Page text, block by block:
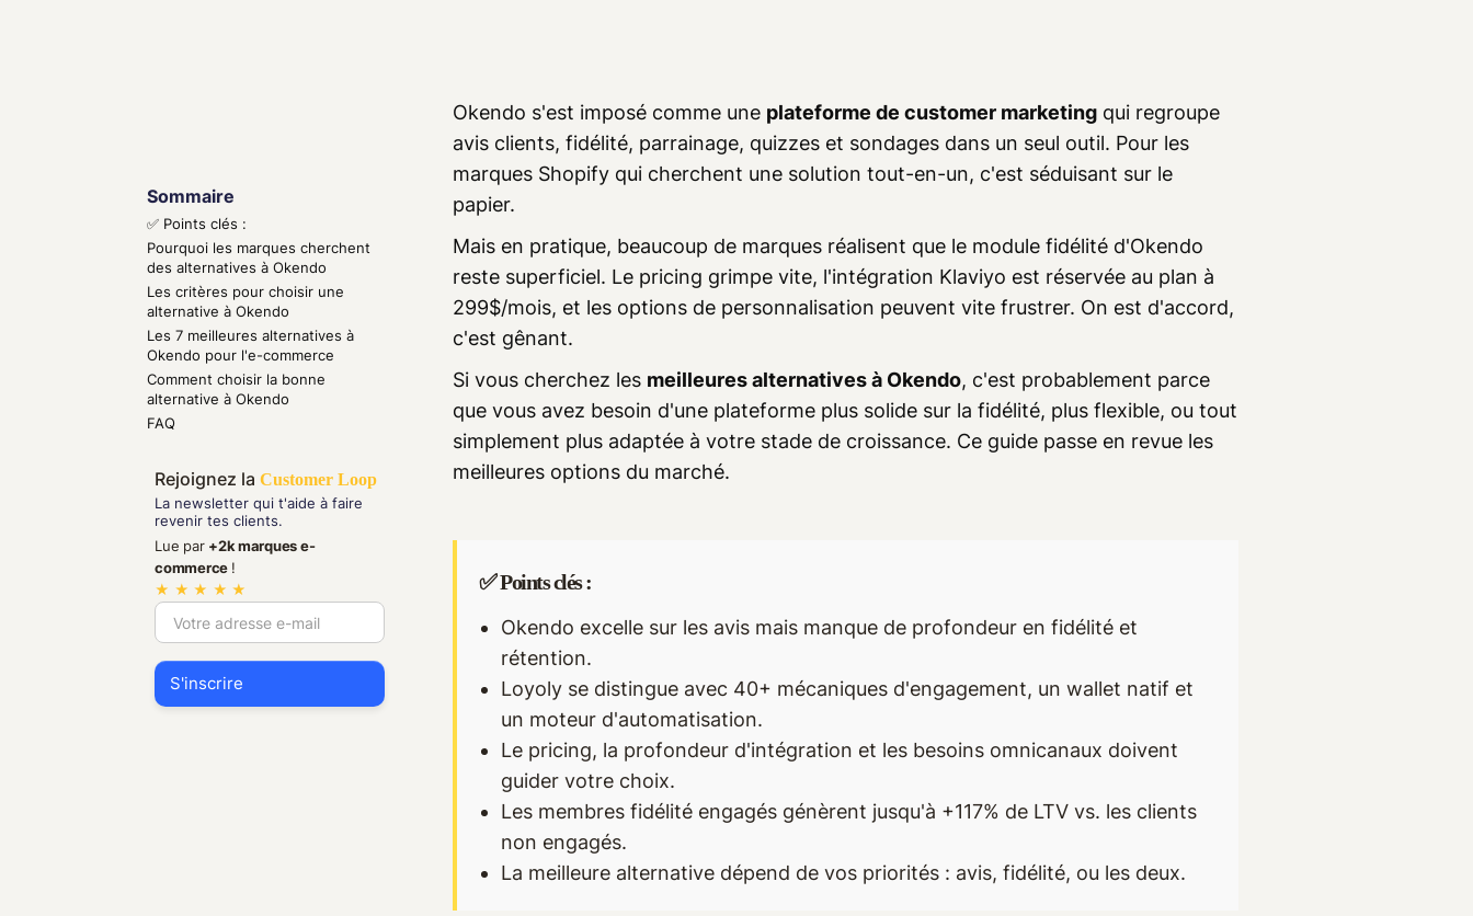
Sommaire
✅ Points clés :
Pourquoi les marques cherchent
des alternatives à Okendo
Les critères pour choisir une
alternative à Okendo
Les 7 meilleures alternatives à
Okendo pour l'e-commerce
Comment choisir la bonne
alternative à Okendo
FAQ
Rejoignez laCustomer Loop
La newsletter qui t'aide à faire
revenir tes clients.
Lue par +2k marques e-
commerce !
★ ★ ★ ★ ★
Okendo s'est imposé comme une plateforme de customer marketing qui regroupe
avis clients, fidélité, parrainage, quizzes et sondages dans un seul outil. Pour les
marques Shopify qui cherchent une solution tout-en-un, c'est séduisant sur le
papier.
Mais en pratique, beaucoup de marques réalisent que le module fidélité d'Okendo
reste superficiel. Le pricing grimpe vite, l'intégration Klaviyo est réservée au plan à
299$/mois, et les options de personnalisation peuvent vite frustrer. On est d'accord,
c'est gênant.
Si vous cherchez les meilleures alternatives à Okendo, c'est probablement parce
que vous avez besoin d'une plateforme plus solide sur la fidélité, plus flexible, ou tout
simplement plus adaptée à votre stade de croissance. Ce guide passe en revue les
meilleures options du marché.
✅ Points clés :
Okendo excelle sur les avis mais manque de profondeur en fidélité et
rétention.
Loyoly se distingue avec 40+ mécaniques d'engagement, un wallet natif et
un moteur d'automatisation.
Le pricing, la profondeur d'intégration et les besoins omnicanaux doivent
guider votre choix.
Les membres fidélité engagés génèrent jusqu'à +117% de LTV vs. les clients
non engagés.
La meilleure alternative dépend de vos priorités : avis, fidélité, ou les deux.